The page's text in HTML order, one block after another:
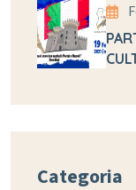
Categoria